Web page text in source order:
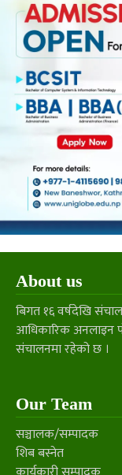
About us
बिगत १६ वर्षदेखि
आधिकारिक अनलाइन
संचालनमा रहेको छ ।
Our Team
सञ्चालक/सम्पादक
शिब बस्नेत